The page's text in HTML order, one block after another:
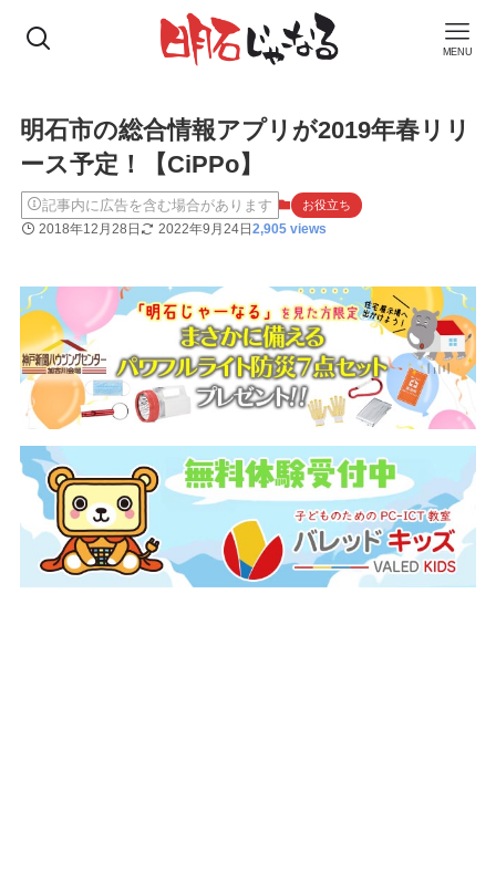
MENU
明石市の総合情報アプリが2019年春リリ
ース予定！【CiPPo】
記事内に広告を含む場合があります お役立ち
2018年12月28日 2022年9月24日2,905 views